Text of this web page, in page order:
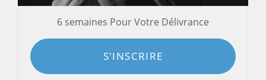
6 semaines Pour Votre Délivrance
S'INSCRIRE